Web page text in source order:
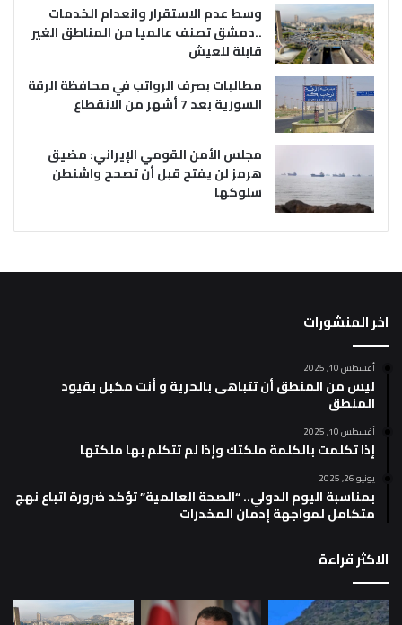
وسط عدم الاستقرار وانعدام الخدمات
..دمشق تصنف عالميا من المناطق الغير
قابلة للعيش
مطالبات بصرف الرواتب في محافظة الرقة
السورية بعد 7 أشهر من الانقطاع
مجلس الأمن القومي الإيراني: مضيق
هرمز لن يفتح قبل أن تصحح واشنطن
سلوكها
اخر المنشورات
أغسطس 10, 2025
ليس من المنطق أن تتباهى بالحرية و أنت مكبل بقيود
المنطق
أغسطس 10, 2025
إذا تكلمت بالكلمة ملكتك وإذا لم تتكلم بها ملكتها
يونيو 26, 2025
بمناسبة اليوم الدولي.. “الصحة العالمية” تؤكد ضرورة اتباع نهج
متكامل لمواجهة إدمان المخدرات
الاكثر قراءة